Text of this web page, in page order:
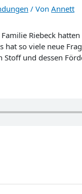
/ Von Annett
Riebeck
so viele neue
und dessen